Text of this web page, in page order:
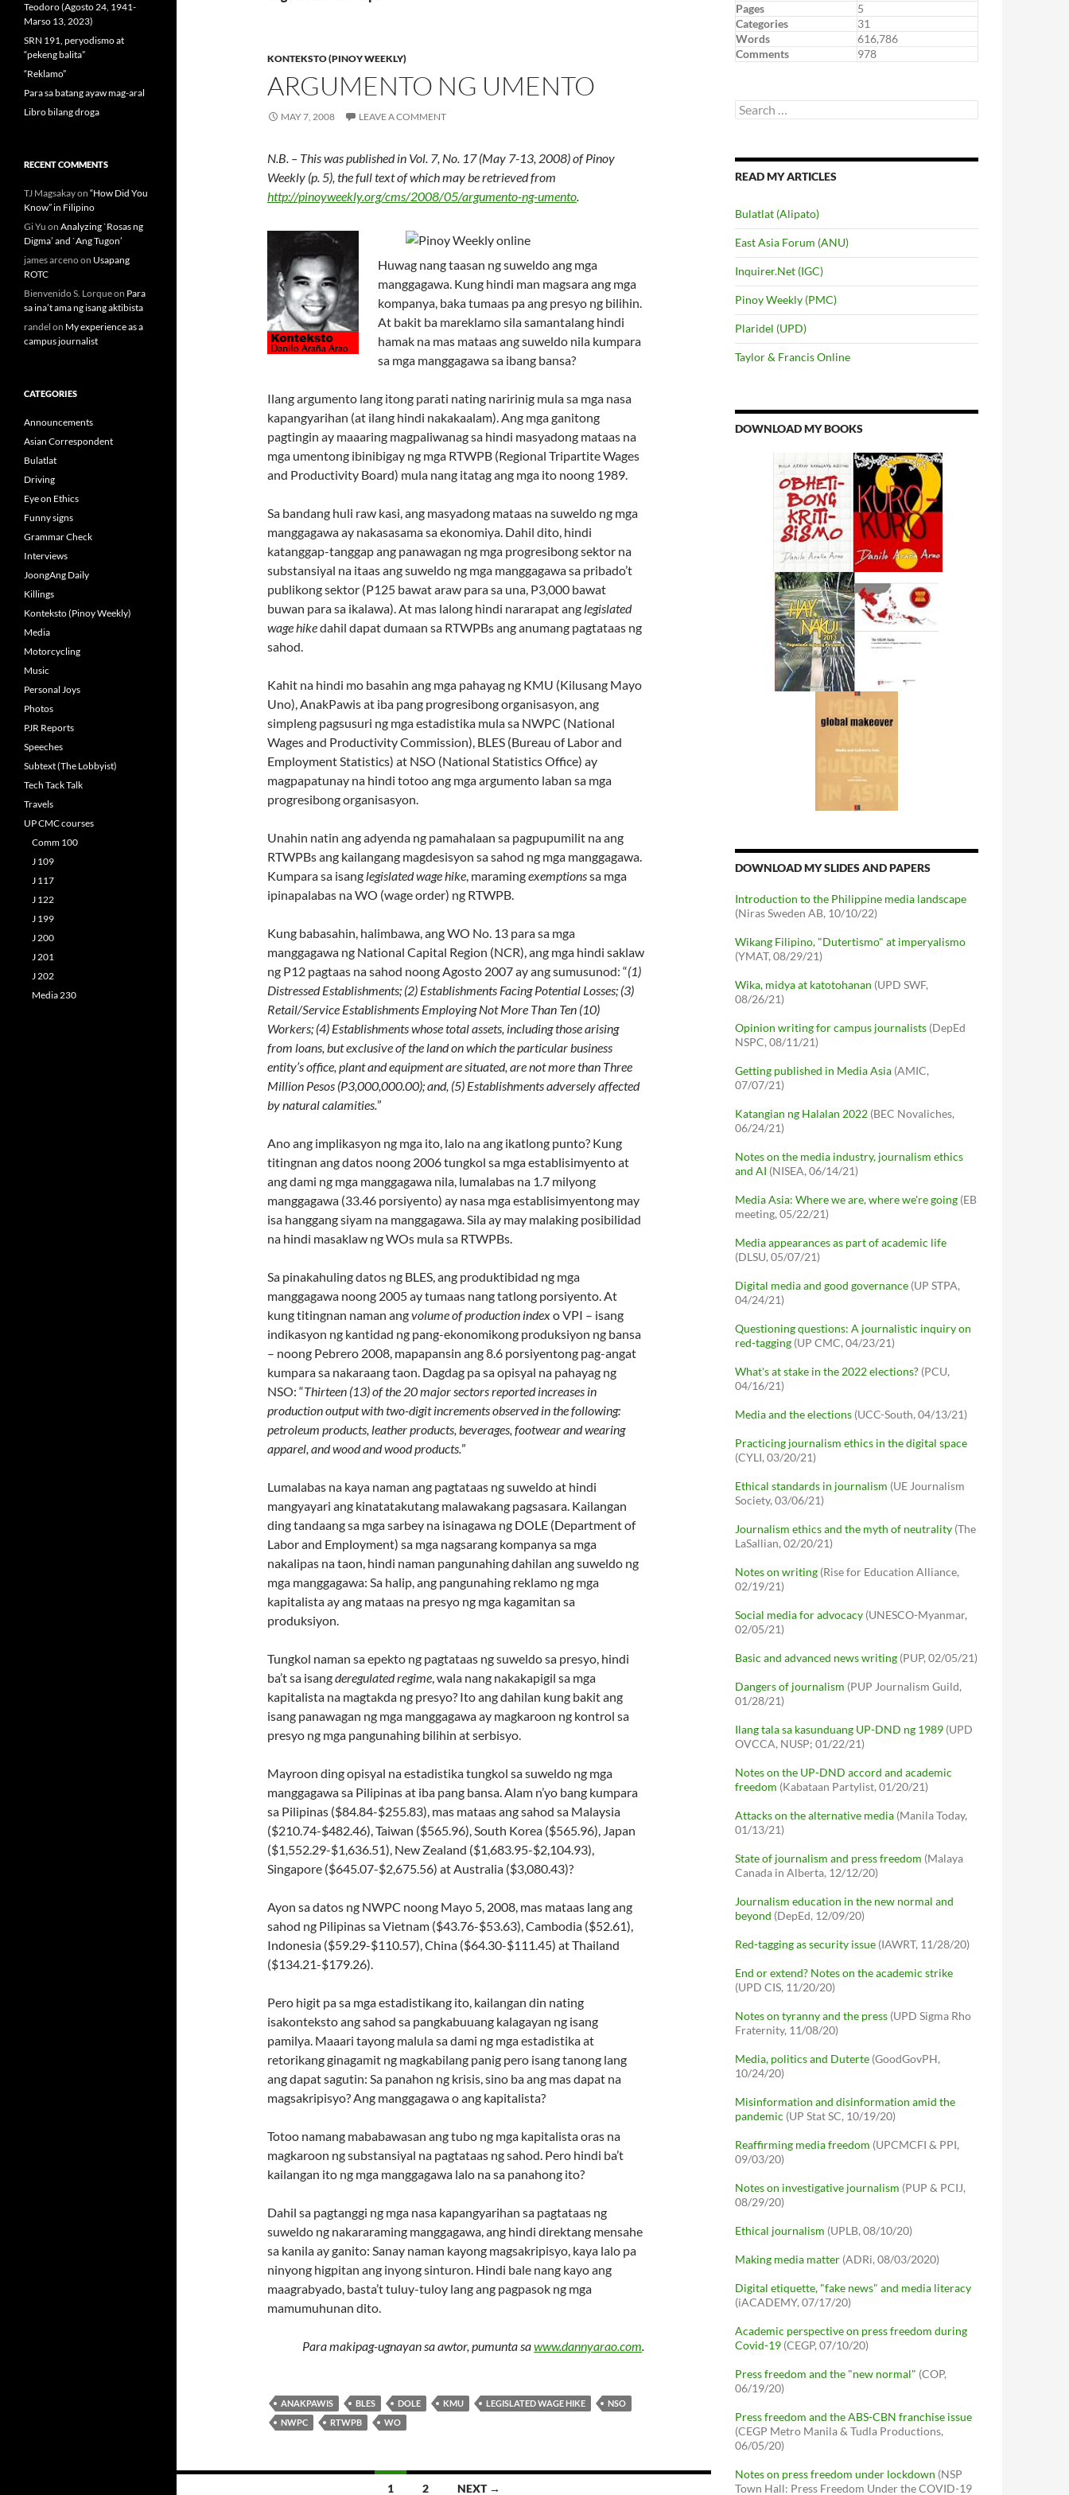
KONTEKSTO (PINOY WEEKLY)
ARGUMENTO NG UMENTO
MAY 7, 2008 LEAVE A COMMENT
N.B. – This was published in Vol. 7, No. 17 (May 7-13, 2008) of Pinoy
Weekly (p. 5), the full text of which may be retrieved from
http://pinoyweekly.org/cms/2008/05/argumento-ng-umento.
Huwag nang taasan ng suweldo ang mga
manggagawa. Kung hindi man magsara ang mga
kompanya, baka tumaas pa ang presyo ng bilihin.
At bakit ba mareklamo sila samantalang hindi
hamak na mas mataas ang suweldo nila kumpara
sa mga manggagawa sa ibang bansa?
Ilang argumento lang itong parati nating naririnig mula sa mga nasa
kapangyarihan (at ilang hindi nakakaalam). Ang mga ganitong
pagtingin ay maaaring magpaliwanag sa hindi masyadong mataas na
mga umentong ibinibigay ng mga RTWPB (Regional Tripartite Wages
and Productivity Board) mula nang itatag ang mga ito noong 1989.
Sa bandang huli raw kasi, ang masyadong mataas na suweldo ng mga
manggagawa ay nakasasama sa ekonomiya. Dahil dito, hindi
katanggap-tanggap ang panawagan ng mga progresibong sektor na
substansiyal na itaas ang suweldo ng mga manggagawa sa pribado’t
publikong sektor (P125 bawat araw para sa una, P3,000 bawat
buwan para sa ikalawa). At mas lalong hindi nararapat ang legislated
wage hikedahil dapat dumaan sa RTWPBs ang anumang pagtataas ng
sahod.
Kahit na hindi mo basahin ang mga pahayag ng KMU (Kilusang Mayo
Uno), AnakPawis at iba pang progresibong organisasyon, ang
simpleng pagsusuri ng mga estadistika mula sa NWPC (National
Wages and Productivity Commission), BLES (Bureau of Labor and
Employment Statistics) at NSO (National Statistics Office) ay
magpapatunay na hindi totoo ang mga argumento laban sa mga
progresibong organisasyon.
Unahin natin ang adyenda ng pamahalaan sa pagpupumilit na ang
RTWPBs ang kailangang magdesisyon sa sahod ng mga manggagawa.
Kumpara sa isang legislated wage hike, maramingexemptionssa mga
ipinapalabas na WO (wage order) ng RTWPB.
Kung babasahin, halimbawa, ang WO No. 13 para sa mga
manggagawa ng National Capital Region (NCR), ang mga hindi saklaw
ng P12 pagtaas na sahod noong Agosto 2007 ay ang sumusunod: “(1)
Distressed Establishments; (2) Establishments Facing Potential Losses; (3)
Retail/Service Establishments Employing Not More Than Ten (10)
Workers; (4) Establishments whose total assets, including those arising
from loans, but exclusive of the land on which the particular business
entity’s office, plant and equipment are situated, are not more than Three
Million Pesos (P3,000,000.00); and, (5) Establishments adversely affected
by natural calamities.”
Ano ang implikasyon ng mga ito, lalo na ang ikatlong punto? Kung
titingnan ang datos noong 2006 tungkol sa mga establisimyento at
ang dami ng mga manggagawa nila, lumalabas na 1.7 milyong
manggagawa (33.46 porsiyento) ay nasa mga establisimyentong may
isa hanggang siyam na manggagawa. Sila ay may malaking posibilidad
na hindi masaklaw ng WOs mula sa RTWPBs.
Sa pinakahuling datos ng BLES, ang produktibidad ng mga
manggagawa noong 2005 ay tumaas nang tatlong porsiyento. At
kung titingnan naman angvolume of production indexo VPI – isang
indikasyon ng kantidad ng pang-ekonomikong produksiyon ng bansa
– noong Pebrero 2008, mapapansin ang 8.6 porsiyentong pag-angat
kumpara sa nakaraang taon. Dagdag pa sa opisyal na pahayag ng
NSO: “Thirteen (13) of the 20 major sectors reported increases in
production output with two-digit increments observed in the following:
petroleum products, leather products, beverages, footwear and wearing
apparel, and wood and wood products.”
Lumalabas na kaya naman ang pagtataas ng suweldo at hindi
mangyayari ang kinatatakutang malawakang pagsasara. Kailangan
ding tandaang sa mga sarbey na isinagawa ng DOLE (Department of
Labor and Employment) sa mga nagsarang kompanya sa mga
nakalipas na taon, hindi naman pangunahing dahilan ang suweldo ng
mga manggagawa: Sa halip, ang pangunahing reklamo ng mga
kapitalista ay ang mataas na presyo ng mga kagamitan sa
produksiyon.
Tungkol naman sa epekto ng pagtataas ng suweldo sa presyo, hindi
ba’t sa isangderegulated regime, wala nang nakakapigil sa mga
kapitalista na magtakda ng presyo? Ito ang dahilan kung bakit ang
isang panawagan ng mga manggagawa ay magkaroon ng kontrol sa
presyo ng mga pangunahing bilihin at serbisyo.
Mayroon ding opisyal na estadistika tungkol sa suweldo ng mga
manggagawa sa Pilipinas at iba pang bansa. Alam n’yo bang kumpara
sa Pilipinas ($84.84-$255.83), mas mataas ang sahod sa Malaysia
($210.74-$482.46), Taiwan ($565.96), South Korea ($565.96), Japan
($1,552.29-$1,636.51), New Zealand ($1,683.95-$2,104.93),
Singapore ($645.07-$2,675.56) at Australia ($3,080.43)?
Ayon sa datos ng NWPC noong Mayo 5, 2008, mas mataas lang ang
sahod ng Pilipinas sa Vietnam ($43.76-$53.63), Cambodia ($52.61),
Indonesia ($59.29-$110.57), China ($64.30-$111.45) at Thailand
($134.21-$179.26).
Pero higit pa sa mga estadistikang ito, kailangan din nating
isakonteksto ang sahod sa pangkabuuang kalagayan ng isang
pamilya. Maaari tayong malula sa dami ng mga estadistika at
retorikang ginagamit ng magkabilang panig pero isang tanong lang
ang dapat sagutin: Sa panahon ng krisis, sino ba ang mas dapat na
magsakripisyo? Ang manggagawa o ang kapitalista?
Totoo namang mababawasan ang tubo ng mga kapitalista oras na
magkaroon ng substansiyal na pagtataas ng sahod. Pero hindi ba’t
kailangan ito ng mga manggagawa lalo na sa panahong ito?
Dahil sa pagtanggi ng mga nasa kapangyarihan sa pagtataas ng
suweldo ng nakararaming manggagawa, ang hindi direktang mensahe
sa kanila ay ganito: Sanay naman kayong magsakripisyo, kaya lalo pa
ninyong higpitan ang inyong sinturon. Hindi bale nang kayo ang
maagrabyado, basta’t tuluy-tuloy lang ang pagpasok ng mga
mamumuhunan dito.
Para makipag-ugnayan sa awtor, pumunta sawww.dannyarao.com.
ANAKPAWIS BLES DOLE KMU LEGISLATED WAGE HIKE
NSO
NWPC
RTWPB WO
1 2 NEXT →
Pages
5
Categories
31
Words
616,786
Comments
978
Search
for:
READ MY ARTICLES
Bulatlat (Alipato)
East Asia Forum (ANU)
Inquirer.Net (IGC)
Pinoy Weekly (PMC)
Plaridel (UPD)
Taylor & Francis Online
DOWNLOAD MY BOOKS
DOWNLOAD MY SLIDES AND PAPERS
Introduction to the Philippine media landscape
(Niras Sweden AB, 10/10/22)
Wikang Filipino, "Dutertismo" at imperyalismo
(YMAT, 08/29/21)
Wika, midya at katotohanan (UPD SWF,
08/26/21)
Opinion writing for campus journalists (DepEd
NSPC, 08/11/21)
Getting published in Media Asia (AMIC,
07/07/21)
Katangian ng Halalan 2022 (BEC Novaliches,
06/24/21)
Notes on the media industry, journalism ethics
and AI (NISEA, 06/14/21)
Media Asia: Where we are, where we're going (EB
meeting, 05/22/21)
Media appearances as part of academic life
(DLSU, 05/07/21)
Digital media and good governance (UP STPA,
04/24/21)
Questioning questions: A journalistic inquiry on
red-tagging (UP CMC, 04/23/21)
What's at stake in the 2022 elections? (PCU,
04/16/21)
Media and the elections (UCC-South, 04/13/21)
Practicing journalism ethics in the digital space
(CYLI, 03/20/21)
Ethical standards in journalism (UE Journalism
Society, 03/06/21)
Journalism ethics and the myth of neutrality (The
LaSallian, 02/20/21)
Notes on writing (Rise for Education Alliance,
02/19/21)
Social media for advocacy (UNESCO-Myanmar,
02/05/21)
Basic and advanced news writing (PUP, 02/05/21)
Dangers of journalism (PUP Journalism Guild,
01/28/21)
Ilang tala sa kasunduang UP-DND ng 1989 (UPD
OVCCA, NUSP; 01/22/21)
Notes on the UP-DND accord and academic
freedom (Kabataan Partylist, 01/20/21)
Attacks on the alternative media (Manila Today,
01/13/21)
State of journalism and press freedom (Malaya
Canada in Alberta, 12/12/20)
Journalism education in the new normal and
beyond (DepEd, 12/09/20)
Red-tagging as security issue (IAWRT, 11/28/20)
End or extend? Notes on the academic strike
(UPD CIS, 11/20/20)
Notes on tyranny and the press (UPD Sigma Rho
Fraternity, 11/08/20)
Media, politics and Duterte (GoodGovPH,
10/24/20)
Misinformation and disinformation amid the
pandemic (UP Stat SC, 10/19/20)
Reaffirming media freedom (UPCMCFI & PPI,
09/03/20)
Notes on investigative journalism (PUP & PCIJ,
08/29/20)
Ethical journalism (UPLB, 08/10/20)
Making media matter (ADRi, 08/03/2020)
Digital etiquette, "fake news" and media literacy
(iACADEMY, 07/17/20)
Academic perspective on press freedom during
Covid-19 (CEGP, 07/10/20)
Press freedom and the "new normal" (COP,
06/19/20)
Press freedom and the ABS-CBN franchise issue
(CEGP Metro Manila & Tudla Productions,
06/05/20)
Notes on press freedom under lockdown (NSP
Town Hall: Press Freedom Under the COVID-19
Teodoro (Agosto 24, 1941-
Marso 13, 2023)
SRN 191, peryodismo at
“pekeng balita”
“Reklamo”
Para sa batang ayaw mag-aral
Libro bilang droga
RECENT COMMENTS
TJ Magsakayon “How Did You
Know” in Filipino
Gi Yu on Analyzing `Rosas ng
Digma’ and `Ang Tugon’
james arcenoon Usapang
ROTC
Bienvenido S. Lorqueon Para
sa ina’t ama ng isang aktibista
randel on My experience as a
campus journalist
CATEGORIES
Announcements
Asian Correspondent
Bulatlat
Driving
Eye on Ethics
Funny signs
Grammar Check
Interviews
JoongAng Daily
Killings
Konteksto (Pinoy Weekly)
Media
Motorcycling
Music
Personal Joys
Photos
PJR Reports
Speeches
Subtext (The Lobbyist)
Tech Tack Talk
Travels
UP CMC courses
Comm 100
J 109
J 117
J 122
J 199
J 200
J 201
J 202
Media 230